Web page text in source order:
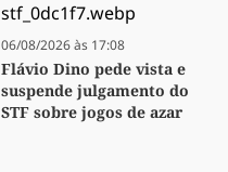
06/08/2026 às 17:08
Flávio Dino pede vista e
suspende julgamento do
STF sobre jogos de azar